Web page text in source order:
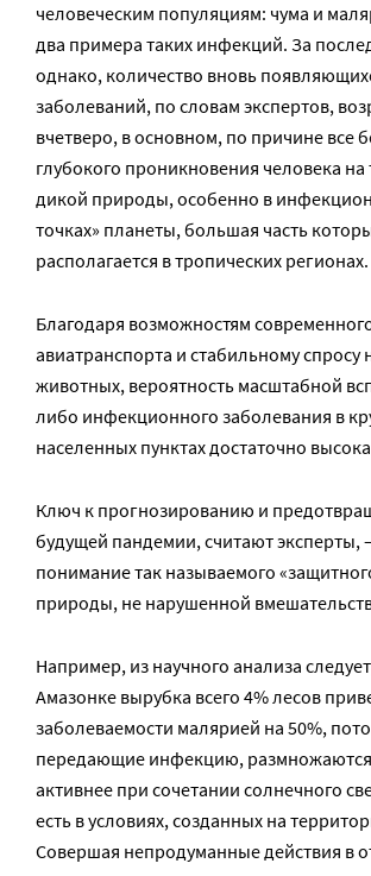
человеческим популяциям: чума и
два примера таких инфекций. За
однако, количество вновь
заболеваний, по словам экспертов,
вчетверо, в основном, по причине все
глубокого проникновения человека
дикой природы, особенно в
точках» планеты, большая часть
располагается в тропических регионах.
Благодаря возможностям
авиатранспорта и стабильному спросу
животных, вероятность масштабной
либо инфекционного заболевания в
населенных пунктах достаточно
Ключ к прогнозированию и
будущей пандемии, считают эксперты,
понимание так называемого
природы, не нарушенной
Например, из научного анализа
Амазонке вырубка всего 4% лесов
заболеваемости малярией на 50%,
передающие инфекцию, размножаются
активнее при сочетании солнечного
есть в условиях, созданных на
Совершая непродуманные действия в